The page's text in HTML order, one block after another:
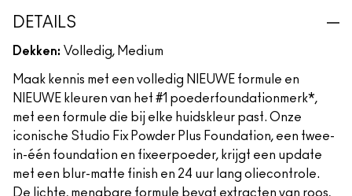
DETAILS
Dekken: Volledig, Medium
Maak kennis met een volledig NIEUWE formule en
NIEUWE kleuren van het #1 poederfoundationmerk*,
met een formule die bij elke huidskleur past. Onze
iconische Studio Fix Powder Plus Foundation, een twee-
in-één foundation en fixeerpoeder, krijgt een update
met een blur-matte finish en 24 uur lang oliecontrole.
De lichte, mengbare formule bevat extracten van roos,